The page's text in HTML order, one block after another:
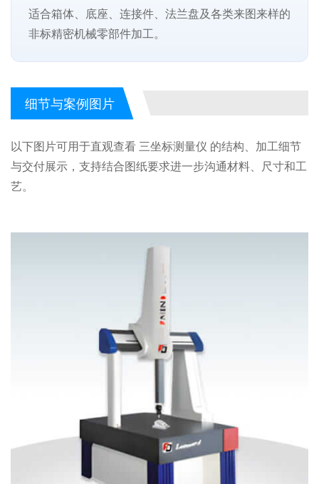
适合箱体、底座、连接件、法兰盘及各类来图来样的
非标精密机械零部件加工。
细节与案例图片
以下图片可用于直观查看 三坐标测量仪 的结构、加工细节
与交付展示，支持结合图纸要求进一步沟通材料、尺寸和工
艺。